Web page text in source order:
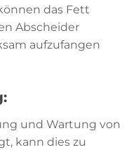
das Fett
Abscheider
aufzufangen
und Wartung von
kann dies zu